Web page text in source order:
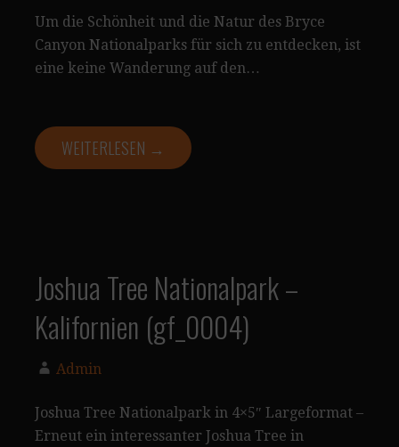
Um die Schönheit und die Natur des Bryce
Canyon Nationalparks für sich zu entdecken, ist
eine keine Wanderung auf den…
WEITERLESEN →
Joshua Tree Nationalpark –
Kalifornien (gf_0004)
Admin
Joshua Tree Nationalpark in 4×5″ Largeformat –
Erneut ein interessanter Joshua Tree in